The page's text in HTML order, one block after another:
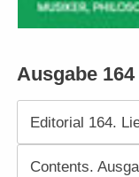
Ausgabe 164
Editorial 164.
Contents.